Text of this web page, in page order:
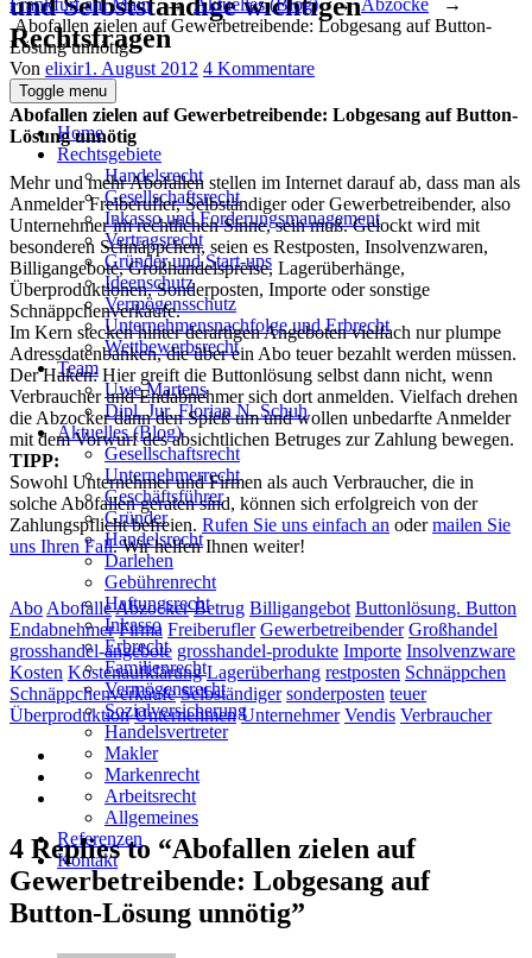
Rechtsfragen
Toggle menu
Home
Rechtsgebiete
Handelsrecht
Gesellschaftsrecht
Inkasso und Forderungsmanagement
Vertragsrecht
Gründer und Start-ups
Ideenschutz
Vermögensschutz
Unternehmensnachfolge und Erbrecht
Wettbewerbsrecht
Team
Uwe Martens
Dipl. Jur. Florian N. Schuh
Aktuelles (Blog)
Gesellschaftsrecht
Unternehmerrecht
Geschäftsführer
Gründer
Handelsrecht
Darlehen
Gebührenrecht
Haftungsrecht
Inkasso
Erbrecht
Familienrecht
Vermögensrecht
Sozialversicherung
Handelsvertreter
Makler
Markenrecht
Arbeitsrecht
Allgemeines
Referenzen
Kontakt
Abofallen zielen auf Gewerbetreibende: Lobgesang auf Button-
Lösung unnötig
Author
Von elixirPosted
on
1. August 2012 4 Kommentarezu
zielen
Lobgesang
auf
Button-
Lösung
unnötig
Abofallen zielen auf Gewerbetreibende: Lobgesang auf Button-
Lösung unnötig
Mehr und mehr Abofallen stellen im Internet darauf ab, dass man als
Anmelder Freiberufler, Selbständiger oder Gewerbetreibender, also
Unternehmer im rechtlichen Sinne, sein muß. Gelockt wird mit
besonderen Schnäppchen, seien es Restposten, Insolvenzwaren,
Billigangebote, Großhandelspreise, Lagerüberhänge,
Überproduktionen, Sonderposten, Importe oder sonstige
Schnäppchenverkäufe.
Im Kern stecken hinter derartigen Angeboten vielfach nur plumpe
Adressdatenbanken, die über ein Abo teuer bezahlt werden müssen.
Der Haken: Hier greift die Buttonlösung selbst dann nicht, wenn
Verbraucher und Endabnehmer sich dort anmelden. Vielfach drehen
die Abzocker dann den Spieß um und wollen unbedarfte Anmelder
mit dem Vorwurf des absichtlichen Betruges zur Zahlung bewegen.
TIPP:
Sowohl Unternehmer und Firmen als auch Verbraucher, die in
solche Abofallen geraten sind, können sich erfolgreich von der
Zahlungspflicht befreien. Rufen Sie uns einfach an odermailen Sie
uns Ihren Fall. Wir helfen Ihnen weiter!
AboAbofalleAbzocker Betrug Billigangebot Buttonlösung. Button
Endabnehmer Firma Freiberufler Gewerbetreibender Großhandel
grosshandel-angebote grosshandel-produkte Importe Insolvenzware
Kosten Kostenaufklärung Lagerüberhang restposten Schnäppchen
Schnäppchenverkäufe Selbständiger sonderposten teuer
Überproduktion Unternehmen Unternehmer Vendis Verbraucher
4 Replies to “Abofallen zielen auf
Gewerbetreibende: Lobgesang auf
Button-Lösung unnötig”